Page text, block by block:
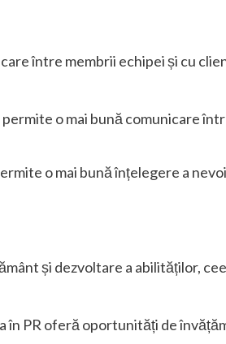
între membrii echipei și cu
permite o mai bună comunicare
o mai bună înțelegere a
și dezvoltare a abilităților,
în PR oferă oportunități de